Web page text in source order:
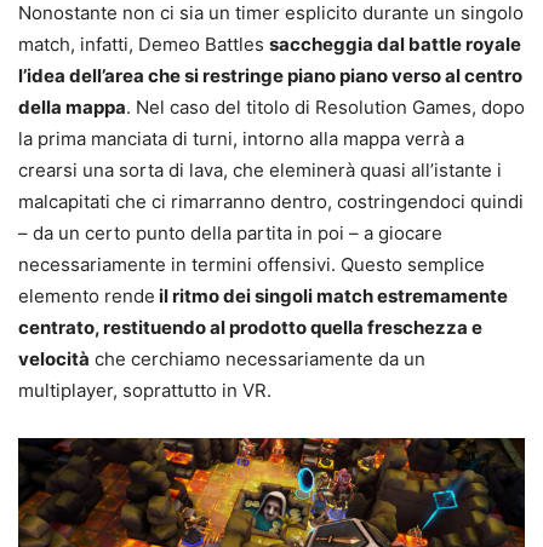
Nonostante non ci sia un timer esplicito durante un singolo
match, infatti, Demeo Battles saccheggia dal battle royale
l’idea dell’area che si restringe piano piano verso al centro
della mappa. Nel caso del titolo di Resolution Games, dopo
la prima manciata di turni, intorno alla mappa verrà a
crearsi una sorta di lava, che eleminerà quasi all’istante i
malcapitati che ci rimarranno dentro, costringendoci quindi
– da un certo punto della partita in poi – a giocare
necessariamente in termini offensivi. Questo semplice
elemento rende il ritmo dei singoli match estremamente
centrato, restituendo al prodotto quella freschezza e
velocità che cerchiamo necessariamente da un
multiplayer, soprattutto in VR.